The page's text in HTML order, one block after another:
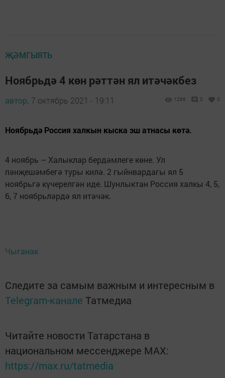
ҖӘМГЫЯТЬ
Ноябрьдә 4 көн рәттән ял итәчәкбез
автор, 7 октябрь 2021 - 19:11 1266 0 0
Ноябрьдә Россия халкын кыска эш атнасы көтә.
4 ноябрь – Халыклар бердәмлеге көне. Ул
пәнҗешәмбегә туры килә. 2 гыйнвардагы ял 5
ноябрьгә күчерелгән иде. Шунлыктан Россия халкы 4, 5,
6, 7 ноябрьләрдә ял итәчәк.
Чыганак
Следите за самым важным и интересным в
Telegram-канале Татмедиа
Читайте новости Татарстана в
национальном мессенджере MАХ:
https://max.ru/tatmedia